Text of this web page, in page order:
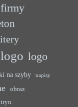
logo logo
na szyby napisy
obraz